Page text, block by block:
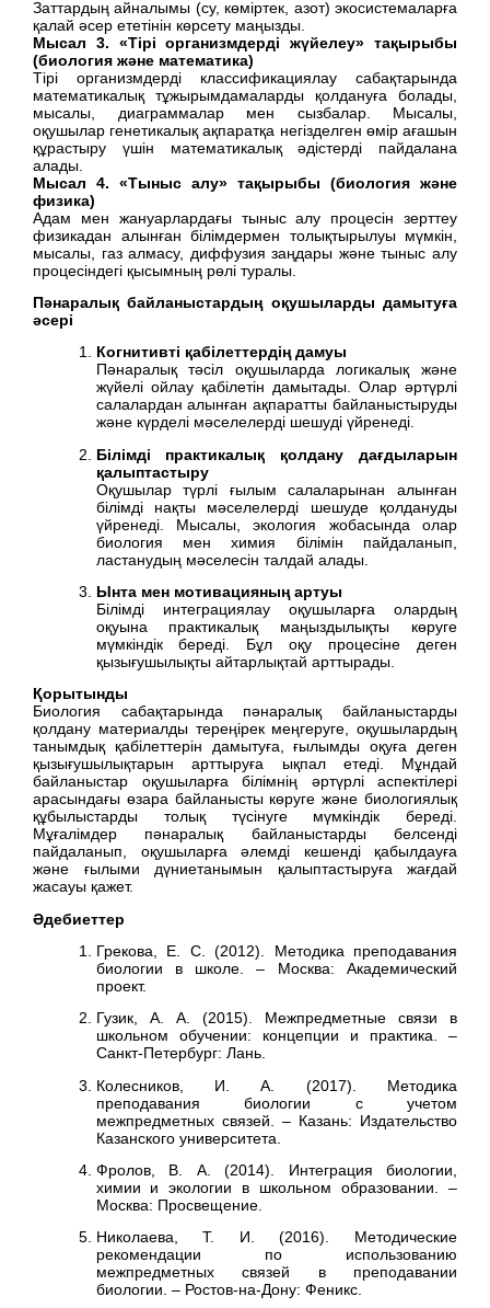
Заттардың айналымы (су, көміртек, азот) экосистемаларға
қалай әсер ететінін көрсету маңызды.
Мысал 3. «Тірі организмдерді жүйелеу» тақырыбы
(биология және математика)
Тірі организмдерді классификациялау сабақтарында
математикалық тұжырымдамаларды қолдануға болады,
мысалы, диаграммалар мен сызбалар. Мысалы,
оқушылар генетикалық ақпаратқа негізделген өмір ағашын
құрастыру үшін математикалық әдістерді пайдалана
алады.
Мысал 4. «Тыныс алу» тақырыбы (биология және
физика)
Адам мен жануарлардағы тыныс алу процесін зерттеу
физикадан алынған білімдермен толықтырылуы мүмкін,
мысалы, газ алмасу, диффузия заңдары және тыныс алу
процесіндегі қысымның рөлі туралы.
Пәнаралық байланыстардың оқушыларды дамытуға
әсері
Когнитивті қабілеттердің дамуы
Пәнаралық тәсіл оқушыларда логикалық және
жүйелі ойлау қабілетін дамытады. Олар әртүрлі
салалардан алынған ақпаратты байланыстыруды
және күрделі мәселелерді шешуді үйренеді.
Білімді практикалық қолдану дағдыларын
қалыптастыру
Оқушылар түрлі ғылым салаларынан алынған
білімді нақты мәселелерді шешуде қолдануды
үйренеді. Мысалы, экология жобасында олар
биология мен химия білімін пайдаланып,
ластанудың мәселесін талдай алады.
Ынта мен мотивацияның артуы
Білімді интеграциялау оқушыларға олардың
оқуына практикалық маңыздылықты көруге
мүмкіндік береді. Бұл оқу процесіне деген
қызығушылықты айтарлықтай арттырады.
Қорытынды
Биология сабақтарында пәнаралық байланыстарды
қолдану материалды тереңірек меңгеруге, оқушылардың
танымдық қабілеттерін дамытуға, ғылымды оқуға деген
қызығушылықтарын арттыруға ықпал етеді. Мұндай
байланыстар оқушыларға білімнің әртүрлі аспектілері
арасындағы өзара байланысты көруге және биологиялық
құбылыстарды толық түсінуге мүмкіндік береді.
Мұғалімдер пәнаралық байланыстарды белсенді
пайдаланып, оқушыларға әлемді кешенді қабылдауға
және ғылыми дүниетанымын қалыптастыруға жағдай
жасауы қажет.
Әдебиеттер
Грекова, Е. С. (2012). Методика преподавания
биологии в школе. – Москва: Академический
проект.
Гузик, А. А. (2015). Межпредметные связи в
школьном обучении: концепции и практика. –
Санкт-Петербург: Лань.
Колесников, И. А. (2017). Методика
преподавания биологии с учетом
межпредметных связей. – Казань: Издательство
Казанского университета.
Фролов, В. А. (2014). Интеграция биологии,
химии и экологии в школьном образовании. –
Москва: Просвещение.
Николаева, Т. И. (2016). Методические
рекомендации по использованию
межпредметных связей в преподавании
биологии. – Ростов-на-Дону: Феникс.